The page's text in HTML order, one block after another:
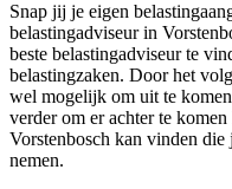
Snap jij je eigen
belastingadviseur in
beste belastingadviseur te
belastingzaken. Door het
wel mogelijk om uit te
verder om er achter te
Vorstenbosch kan vinden
nemen.